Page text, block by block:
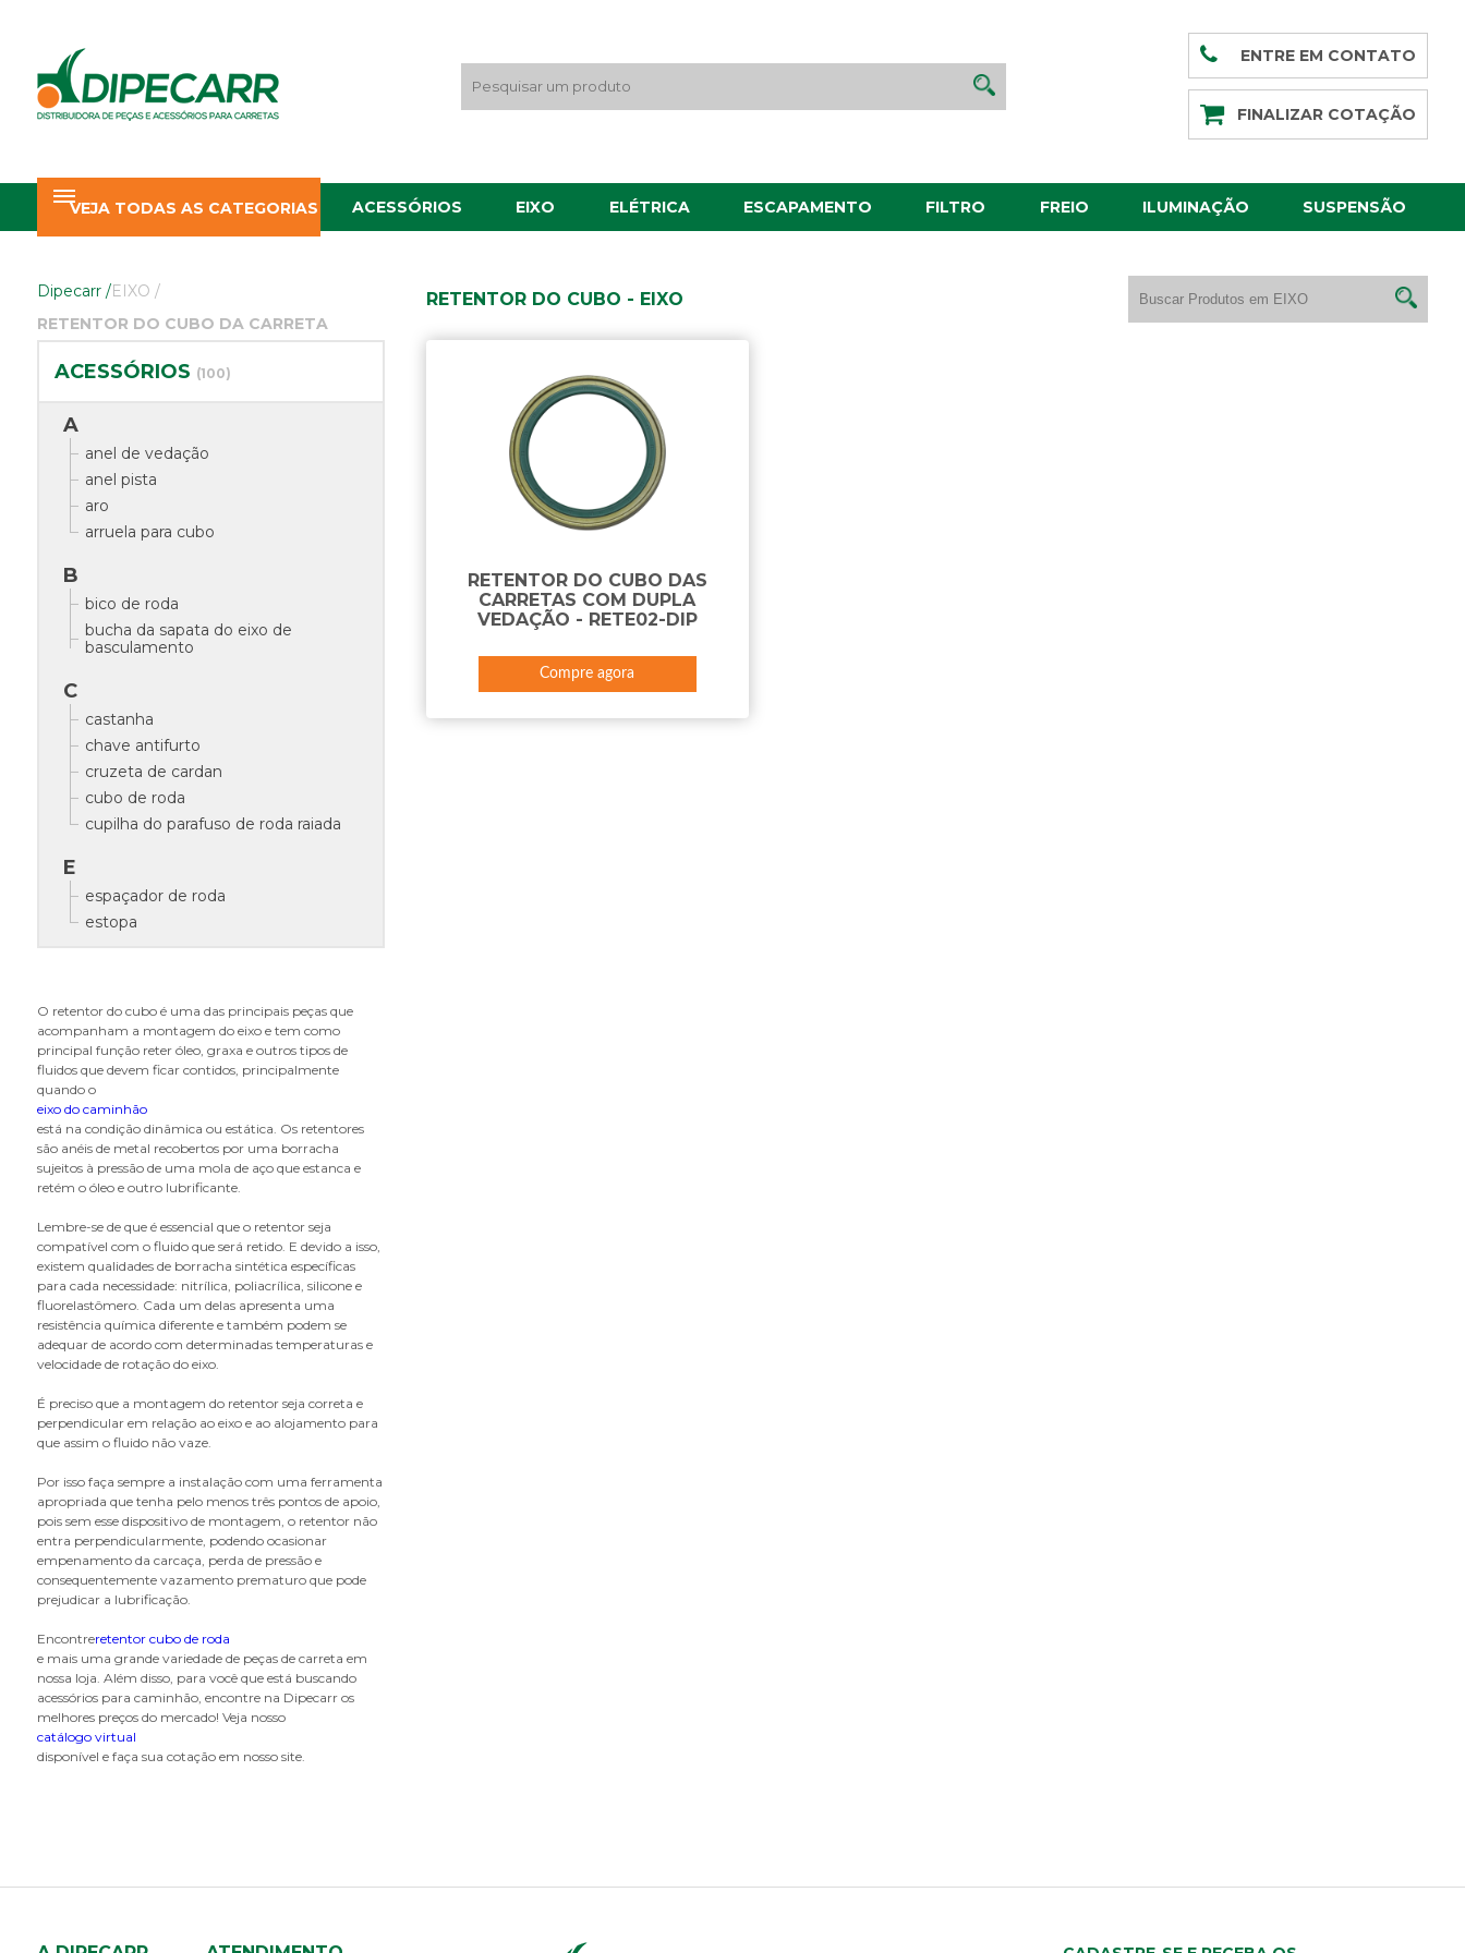
ENTRE EM CONTATO
FINALIZAR COTAÇÃO
VEJA TODAS AS CATEGORIAS ACESSÓRIOS EIXO ELÉTRICA ESCAPAMENTO FILTRO FREIO ILUMINAÇÃO SUSPENSÃO
Dipecarr /EIXO /
RETENTOR DO CUBO DA CARRETA
ACESSÓRIOS (100)
A
anel de vedação
anel pista
aro
arruela para cubo
B
bico de roda
bucha da sapata do eixo de
basculamento
C
castanha
chave antifurto
cruzeta de cardan
cubo de roda
cupilha do parafuso de roda raiada
E
espaçador de roda
estopa
K
kit do cubo
P
parafuso da tampa do cubo
parafuso de roda
parafuso para quinta roda
porca centralizadora
porca de eixo
porca do parafuso de roda
prisioneiro de roda
R
retentor do cubo do cavalo
mecânico
rolamento para carreta
rolamento para cavalo mecânico
T
tampa do cubo
trava aranha
O retentor do cubo é uma das principais peças que
acompanham a montagem do eixo e tem como
principal função reter óleo, graxa e outros tipos de
fluidos que devem ficar contidos, principalmente
quando o
eixo do caminhão
está na condição dinâmica ou estática. Os retentores
são anéis de metal recobertos por uma borracha
sujeitos à pressão de uma mola de aço que estanca e
retém o óleo e outro lubrificante.
Lembre-se de que é essencial que o retentor seja
compatível com o fluido que será retido. E devido a isso,
existem qualidades de borracha sintética específicas
para cada necessidade: nitrílica, poliacrílica, silicone e
fluorelastômero. Cada um delas apresenta uma
resistência química diferente e também podem se
adequar de acordo com determinadas temperaturas e
velocidade de rotação do eixo.
É preciso que a montagem do retentor seja correta e
perpendicular em relação ao eixo e ao alojamento para
que assim o fluido não vaze.
Por isso faça sempre a instalação com uma ferramenta
apropriada que tenha pelo menos três pontos de apoio,
pois sem esse dispositivo de montagem, o retentor não
entra perpendicularmente, podendo ocasionar
empenamento da carcaça, perda de pressão e
consequentemente vazamento prematuro que pode
prejudicar a lubrificação.
Encontreretentor cubo de roda
e mais uma grande variedade de peças de carreta em
nossa loja. Além disso, para você que está buscando
acessórios para caminhão, encontre na Dipecarr os
melhores preços do mercado! Veja nosso
catálogo virtual
disponível e faça sua cotação em nosso site.
RETENTOR DO CUBO - EIXO
RETENTOR DO CUBO DAS
CARRETAS COM DUPLA
VEDAÇÃO - RETE02-DIP
Compre agora